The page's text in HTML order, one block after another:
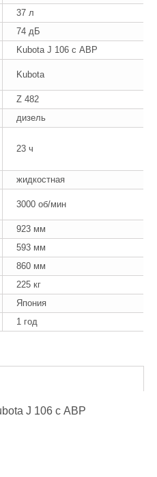
37 л
74 дБ
Kubota J 106 с АВР
Kubota
Z 482
дизель
23 ч
жидкостная
3000 об/мин
923 мм
593 мм
860 мм
225 кг
Япония
1 год
J 106 с АВР